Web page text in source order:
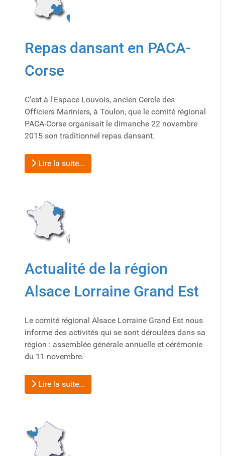
Repas dansant en PACA-
Corse
C'est à l'Espace Louvois, ancien Cercle des
Officiers Mariniers, à Toulon, que le comité régional
PACA-Corse organisait le dimanche 22 novembre
2015 son traditionnel repas dansant.
Lire la suite...
Actualité de la région
Alsace Lorraine Grand Est
Le comité régional Alsace Lorraine Grand Est nous
informe des activités qui se sont déroulées dans sa
région : assemblée générale annuelle et cérémonie
du 11 novembre.
Lire la suite...